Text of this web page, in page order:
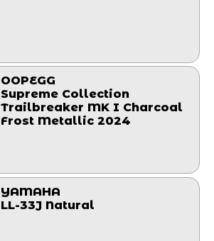
OOPEGG
Supreme Collection
Trailbreaker MK I Charcoal
Frost Metallic 2024
YAMAHA
LL-33J Natural